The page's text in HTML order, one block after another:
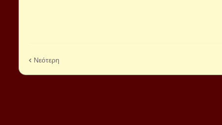
Νεότερη